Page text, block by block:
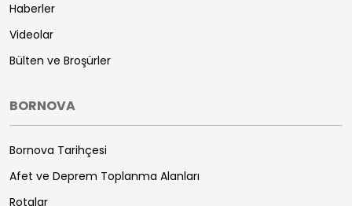
Haberler
Videolar
Bülten ve Broşürler
BORNOVA
Bornova Tarihçesi
Afet ve Deprem Toplanma Alanları
Rotalar